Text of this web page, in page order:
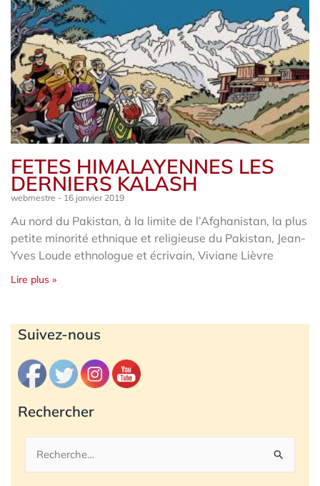
FETES HIMALAYENNES LES
DERNIERS KALASH
webmestre 16 janvier 2019
Au nord du Pakistan, à la limite de l’Afghanistan, la plus
petite minorité ethnique et religieuse du Pakistan, Jean-
Yves Loude ethnologue et écrivain, Viviane Lièvre
Lire plus »
Suivez-nous
Rechercher
Rechercher :
Archives